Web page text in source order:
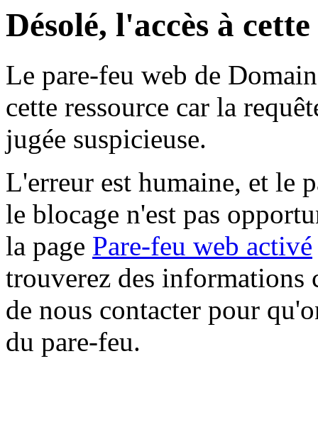
Désolé, l'accès à
Le pare-feu web de
cette ressource car la
jugée suspicieuse.
L'erreur est humaine, et le
le blocage n'est pas
la page Pare-feu web activé
trouverez des informations
de nous contacter pour
du pare-feu.